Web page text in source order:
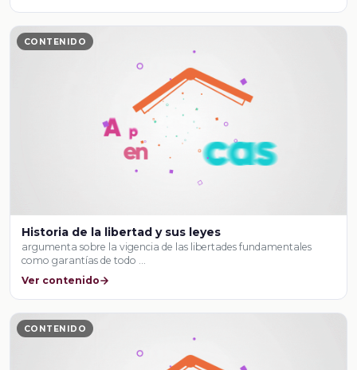
CONTENIDO
Historia de la libertad y sus leyes
argumenta sobre la vigencia de las libertades fundamentales
como garantías de todo …
Ver contenido
CONTENIDO